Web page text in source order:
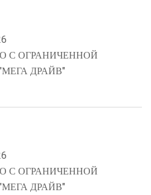
С ОГРАНИЧЕННОЙ
ДРАЙВ"
С ОГРАНИЧЕННОЙ
ДРАЙВ"